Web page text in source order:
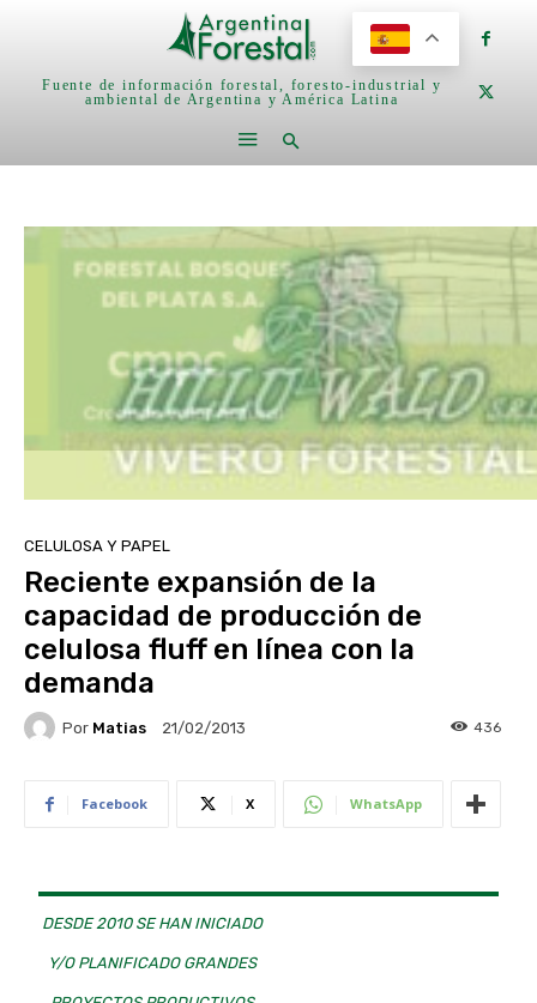
Fuente de información forestal, foresto-industrial y
ambiental de Argentina y América Latina
CELULOSA Y PAPEL
Reciente expansión de la
capacidad de producción de
celulosa fluff en línea con la
demanda
Por Matias 21/02/2013 436
Facebook X WhatsApp
DESDE 2010 SE HAN INICIADO
Y/O PLANIFICADO GRANDES